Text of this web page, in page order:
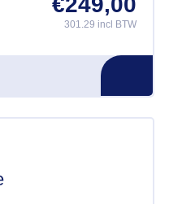
301.29 incl BTW